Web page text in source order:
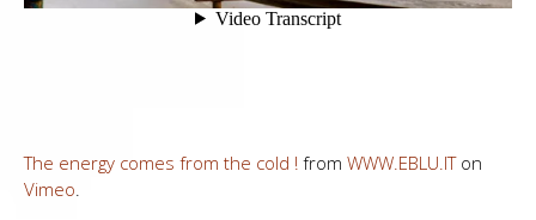
The energy comes from the cold ! from WWW.EBLU.ITon
Vimeo